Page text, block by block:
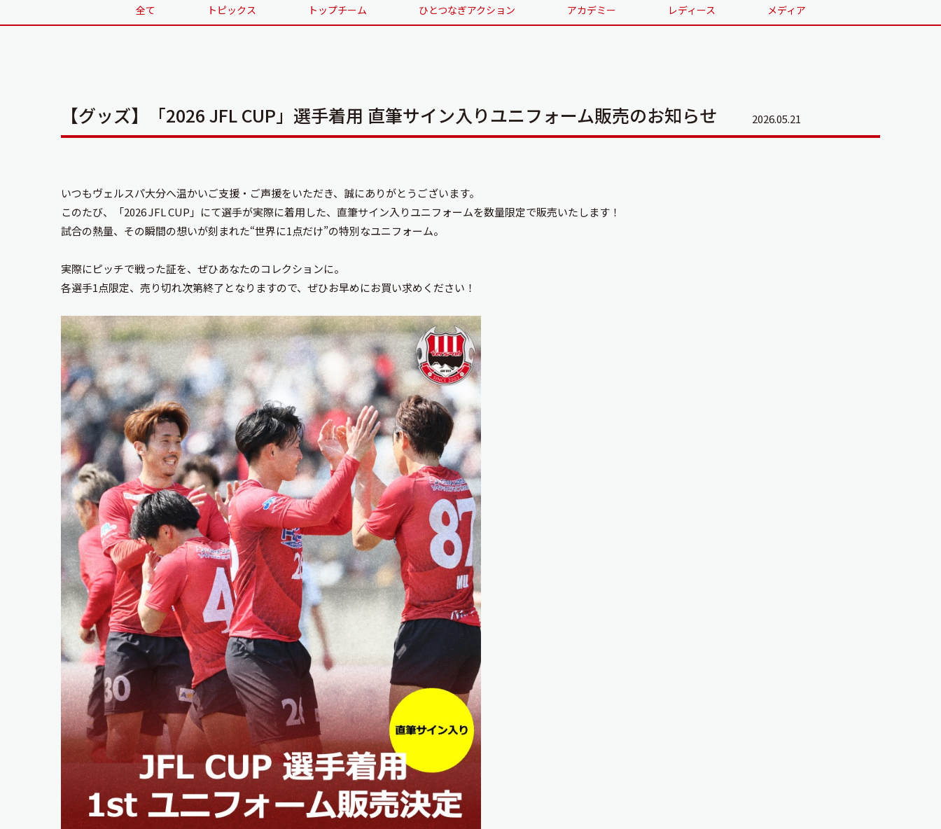
全て トピックス トップチーム ひとつなぎアクション アカデミー レディース メディア
【グッズ】「2026 JFL CUP」選手着用 直筆サイン入りユニフォーム販売のお知らせ 2026.05.21
いつもヴェルスパ大分へ温かいご支援・ご声援をいただき、誠にありがとうございます。
このたび、「2026 JFL CUP」にて選手が実際に着用した、直筆サイン入りユニフォームを数量限定で販売いたします！
試合の熱量、その瞬間の想いが刻まれた“世界に1点だけ”の特別なユニフォーム。
実際にピッチで戦った証を、ぜひあなたのコレクションに。
各選手1点限定、売り切れ次第終了となりますので、ぜひお早めにお買い求めください！